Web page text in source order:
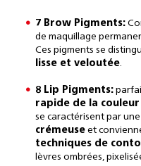
7 Brow Pigments:
de maquillage
Ces pigments se
lisse et veloutée.
8 Lip Pigments:
rapide de la couleur
se caractérisent par une
crémeuse et
techniques de
lèvres ombrées,